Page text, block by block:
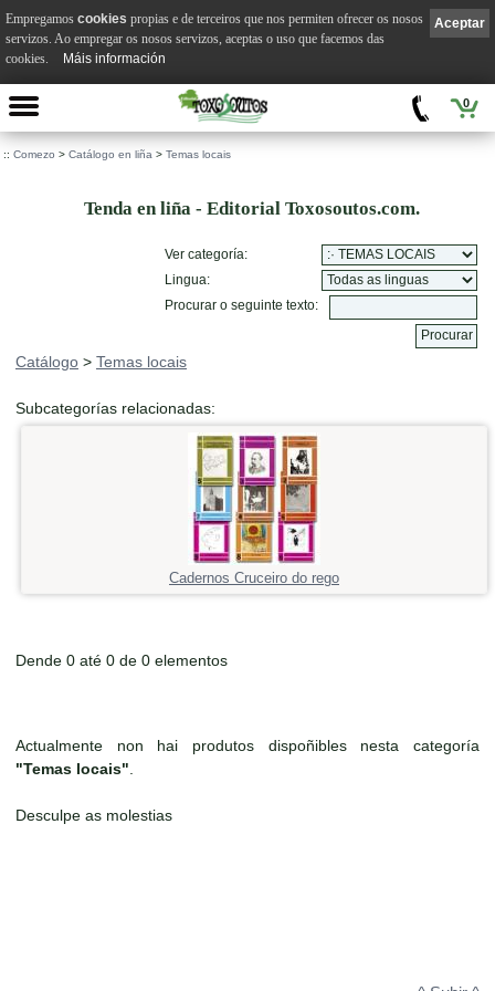
0
:: Comezo > Catálogo en liña > Temas locais
Tenda en liña - Editorial Toxosoutos.com.
Ver categoría:
Lingua:
Procurar o seguinte texto:
Catálogo > Temas locais
Subcategorías relacionadas:
Cadernos Cruceiro do rego
Dende 0 até 0 de 0 elementos
Actualmente non hai produtos dispoñibles nesta categoría
"Temas locais"
Desculpe as molestias
Aceptar
Empregamos cookies propias e de terceiros que nos permiten ofrecer os nosos
servizos. Ao empregar os nosos servizos, aceptas o uso que facemos das
cookies.
Máis información